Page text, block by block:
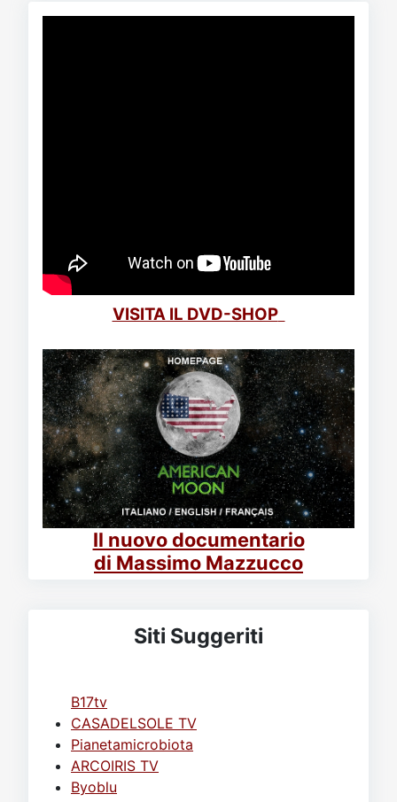
VISITA IL DVD-SHOP
Il nuovo documentario
di Massimo Mazzucco
Siti Suggeriti
B17tv
CASADELSOLE TV
Pianetamicrobiota
ARCOIRIS TV
Byoblu